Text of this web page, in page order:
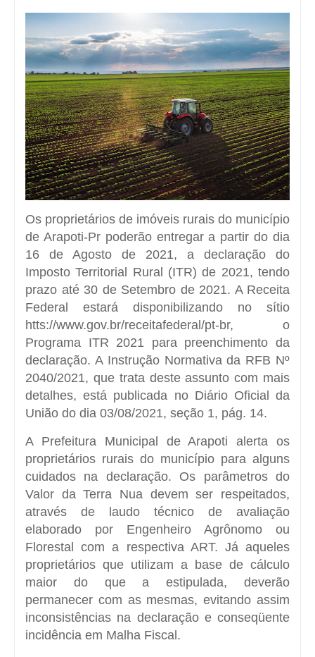
Os proprietários de imóveis rurais do município
de Arapoti-Pr poderão entregar a partir do dia
16 de Agosto de 2021, a declaração do
Imposto Territorial Rural (ITR) de 2021, tendo
prazo até 30 de Setembro de 2021. A Receita
Federal estará disponibilizando no sítio
htts://www.gov.br/receitafederal/pt-br, o
Programa ITR 2021 para preenchimento da
declaração. A Instrução Normativa da RFB Nº
2040/2021, que trata deste assunto com mais
detalhes, está publicada no Diário Oficial da
União do dia 03/08/2021, seção 1, pág. 14.
A Prefeitura Municipal de Arapoti alerta os
proprietários rurais do município para alguns
cuidados na declaração. Os parâmetros do
Valor da Terra Nua devem ser respeitados,
através de laudo técnico de avaliação
elaborado por Engenheiro Agrônomo ou
Florestal com a respectiva ART. Já aqueles
proprietários que utilizam a base de cálculo
maior do que a estipulada, deverão
permanecer com as mesmas, evitando assim
inconsistências na declaração e conseqüente
incidência em Malha Fiscal.